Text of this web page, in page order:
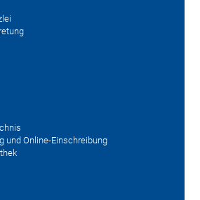
und Online-Einschreibung